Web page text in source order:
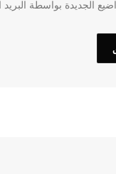
الجديدة بواسطة البريد